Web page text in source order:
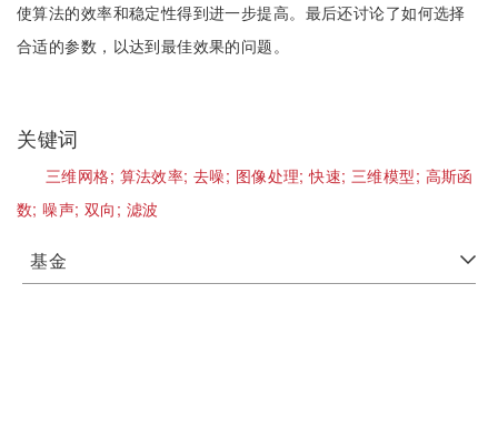
使算法的效率和稳定性得到进一步提高。最后还讨论了如何选择
合适的参数，以达到最佳效果的问题。
关键词
三维网格; 算法效率;去噪; 图像处理;快速; 三维模型; 高斯函
数;噪声; 双向; 滤波
基金